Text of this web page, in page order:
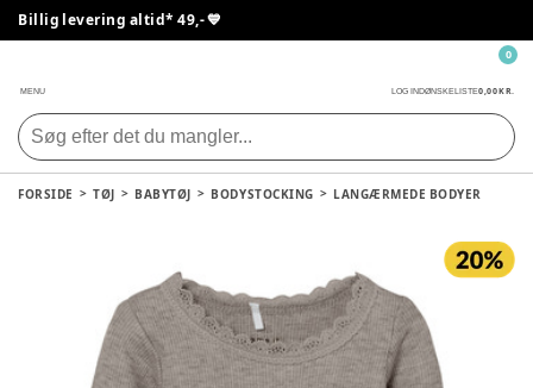
Billig levering altid* 49,- 💙
MENU LOG INDØNSKELISTE0,00 KR.
0
FORSIDE TØJ BABYTØJ BODYSTOCKING LANGÆRMEDE BODYER